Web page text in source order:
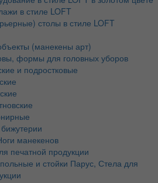
в стиле LOFT
столы в стиле LOFT
(манекены арт)
формы для головных уборов
и подростковые
манекенов
печатной продукции
и стойки Парус, Стела для